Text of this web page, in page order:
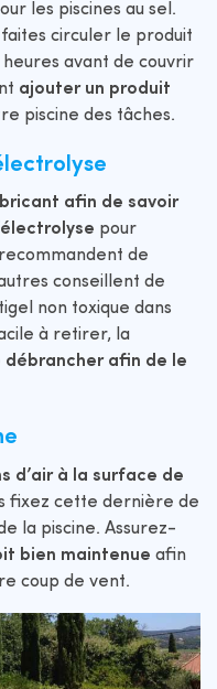
les piscines au sel.
circuler le produit
heures avant de couvrir
ajouter un produit
piscine des tâches.
afin de savoir
pour
de
conseillent de
non toxique dans
à retirer, la
débrancher afin de le
d’air à la surface de
fixez cette dernière de
la piscine. Assurez-
bien maintenue afin
coup de vent.